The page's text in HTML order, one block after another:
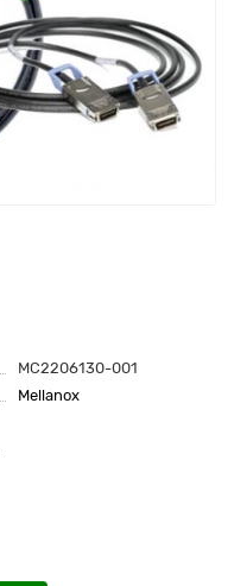
MC2206130-001
Mellanox